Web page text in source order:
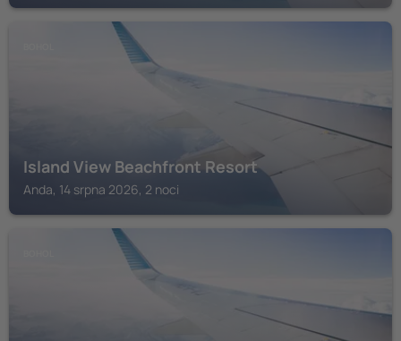
Island View Beachfront Resort
Anda, 14 srpna 2026, 2 noci